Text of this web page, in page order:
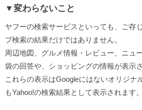
▼変わらないこと
ヤフーの検索サービスといっても、ご存
ブ検索の結果だけではありません。
周辺地図、グルメ情報・レビュー、ニュ
袋の回答や、ショッピングの情報が表示
これらの表示はGoogleにはないオリジナ
もYahoo!の検索結果として表示されます。